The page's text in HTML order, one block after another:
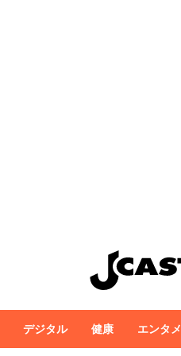
デジタル 健康 エンタメ